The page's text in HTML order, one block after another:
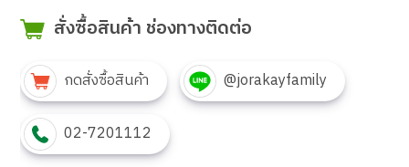
สั่งซื้อสินค้า ช่องทางติดต่อ
กดสั่งซื้อสินค้า @jorakayfamily
02-7201112